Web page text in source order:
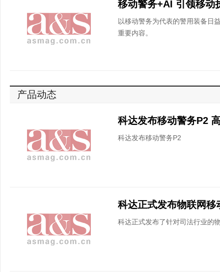
移动警务+AI 引领移动
以移动警务为代表的警用装备日
重要内容。
产品动态
科达发布移动警务P2
科达发布移动警务P2
科达正式发布物联网移
科达正式发布了针对司法行业的